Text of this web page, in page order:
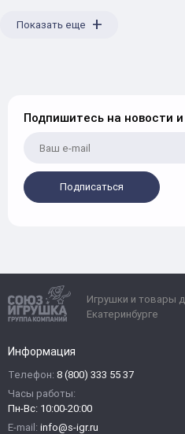
Показать еще +
Подпишитесь на новости и
Подписаться
Игрушки и товары
Екатеринбурге
Информация
Телефон: 8 (800) 333 55 37
Часы работы:
Пн-Вс: 10:00-20:00
E-mail: info@s-igr.ru